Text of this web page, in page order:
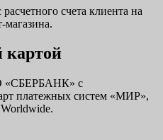
счета клиента на
магазина.
картой
«СБЕРБАНК» с
платежных систем «МИР»,